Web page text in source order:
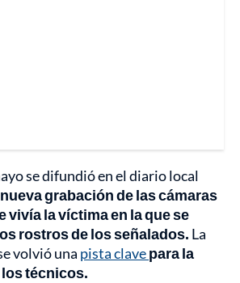
se difundió en el diario local
nueva grabación de las cámaras
vivía la víctima en la que se
rostros de los señalados. La
volvió una pista clavepara la
técnicos.